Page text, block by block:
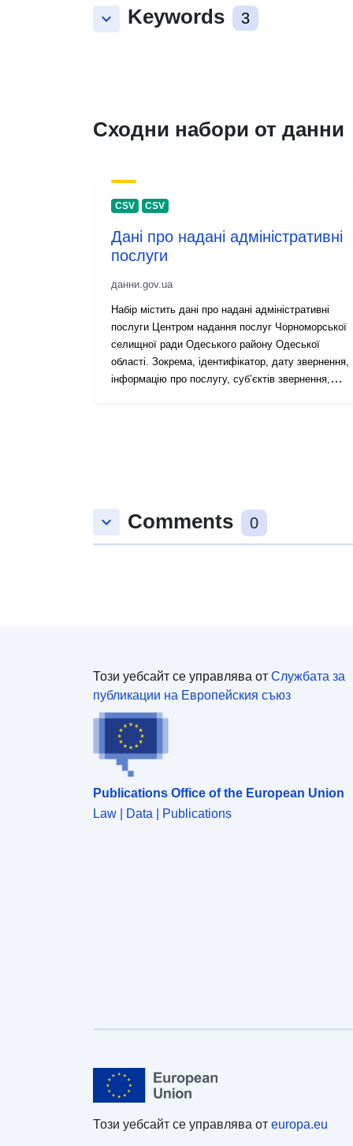
keyboard_arrow_down Keywords 3
Сходни набори от данни
CSV CSV
Дані про надані адміністративні
послуги
данни.gov.ua
Набір містить дані про надані адміністративні
послуги Центром надання послуг Чорноморської
селищної ради Одеського району Одеської
області. Зокрема, ідентифікатор, дату звернення,
інформацію про послугу, суб’єктів звернення,
тощо
keyboard_arrow_down Comments 0
Този уебсайт се управлява от Службата за
публикации на Европейския съюз
Publications Office of the European Union
Law | Data | Publications
Този уебсайт се управлява от europa.eu